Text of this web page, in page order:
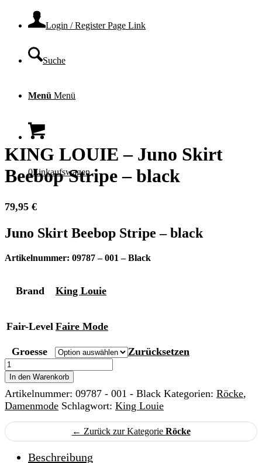
Login / Register Page Link
Suche
Menü Menü
0Einkaufswagen
KING LOUIE – Juno Skirt
Beebop Stripe – black
79,95 €
Juno Skirt Beebop Stripe – black
Artikelnummer: 09787 – 001 – Black
Brand King Louie
Fair-Level Faire Mode
Groesse Zurücksetzen
KING
LOUIE
-
Juno
Skirt
Stripe
-
Menge
In den Warenkorb
Artikelnummer: 09787 - 001 - Black Kategorien: Röcke,
Damenmode Schlagwort: King Louie
← Zurück zur Kategorie Röcke
Beschreibung